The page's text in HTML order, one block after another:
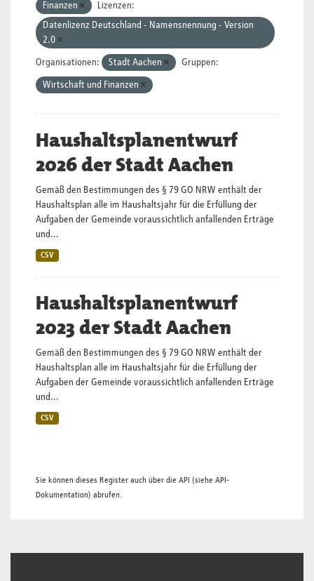
Finanzen
Lizenzen:
Datenlizenz Deutschland - Namensnennung - Version
2.0
Organisationen: Stadt Aachen Gruppen:
Wirtschaft und Finanzen
Haushaltsplanentwurf
2026 der Stadt Aachen
Gemäß den Bestimmungen des § 79 GO NRW enthält der
Haushaltsplan alle im Haushaltsjahr für die Erfüllung der
Aufgaben der Gemeinde voraussichtlich anfallenden Erträge
und...
CSV
Haushaltsplanentwurf
2023 der Stadt Aachen
Gemäß den Bestimmungen des § 79 GO NRW enthält der
Haushaltsplan alle im Haushaltsjahr für die Erfüllung der
Aufgaben der Gemeinde voraussichtlich anfallenden Erträge
und...
CSV
Sie können dieses Register auch über die API (siehe API-
Dokumentation) abrufen.